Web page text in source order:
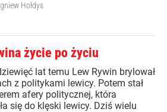
Hołdys
życie po życiu
lat temu Lew Rywin brylował
z politykami lewicy. Potem stał
afery politycznej, która
się do klęski lewicy. Dziś wielu